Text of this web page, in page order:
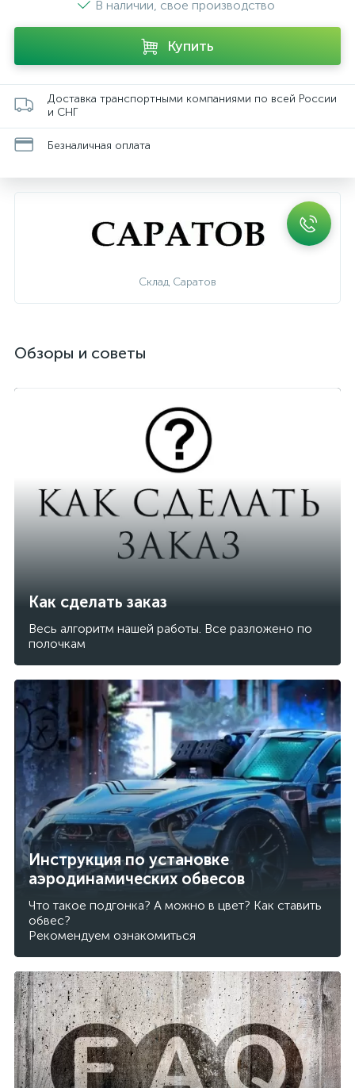
В наличии, свое производство
Купить
Доставка транспортными компаниями по всей России
и СНГ
Безналичная оплата
Склад Саратов
Обзоры и советы
Как сделать заказ
Весь алгоритм нашей работы. Все разложено по
полочкам
Инструкция по установке
аэродинамических обвесов
Что такое подгонка? А можно в цвет? Как ставить
обвес?
Рекомендуем ознакомиться